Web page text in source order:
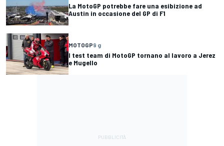
La MotoGP potrebbe fare una esibizione ad
Austin in occasione del GP di F1
MOTOGP9 g
I test team di MotoGP tornano al lavoro a Jerez
e Mugello